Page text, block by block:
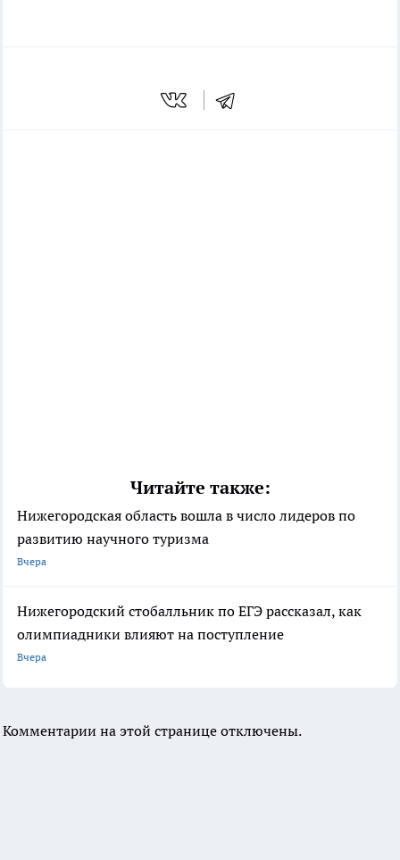
Читайте также:
Нижегородская область вошла в число лидеров по
развитию научного туризма
Вчера
Нижегородский стобалльник по ЕГЭ рассказал, как
олимпиадники влияют на поступление
Вчера
Комментарии на этой странице отключены.